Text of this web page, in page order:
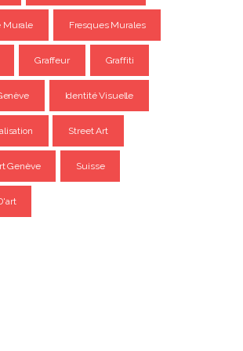
Murale Fresques Murales
Graffeur Graffiti
Identité Visuelle
Street Art
Genève Suisse